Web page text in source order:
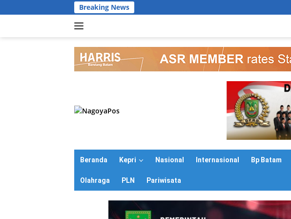
ke
Breaking News
Beranda Kepri Nasional Internasional Bp Batam
Olahraga PLN Pariwisata